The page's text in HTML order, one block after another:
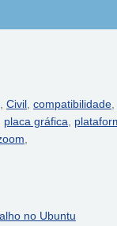
, Civil, compatibilidade,
placa gráfica,
,
no Ubuntu